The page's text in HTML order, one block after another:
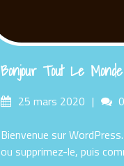
Bonjour Tout Le
Posted25 mars 2020
0
Bienvenue sur
ou supprimez-le, puis